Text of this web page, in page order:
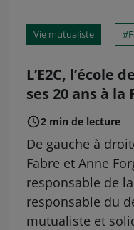
Vie mutualiste
L’E2C, l’école
ses 20 ans à la
2 min de lecture
De gauche à
Fabre et Anne
responsable de
responsable du
mutualiste et